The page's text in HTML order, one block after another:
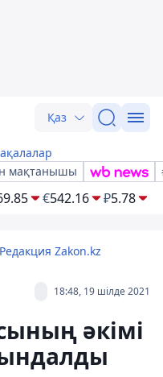
Қаз
мақтанышы
€542.16 ₽5.78
Редакция Zakon.kz
18:48, 19 шілде 2021
әкімі